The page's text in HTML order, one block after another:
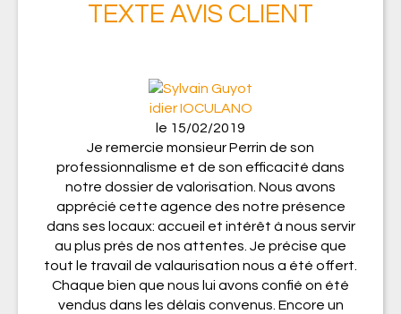
TEXTE AVIS CLIENT
idier IOCULANO
le 15/02/2019
Je remercie monsieur Perrin de son
professionnalisme et de son efficacité dans
notre dossier de valorisation. Nous avons
apprécié cette agence des notre présence
dans ses locaux: accueil et intérêt à nous servir
au plus près de nos attentes. Je précise que
tout le travail de valaurisation nous a été offert.
Chaque bien que nous lui avons confié on été
vendus dans les délais convenus. Encore un